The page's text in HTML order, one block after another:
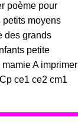
poème pour
petits moyens
des grands
petite
A imprimer
ce1 ce2 cm1